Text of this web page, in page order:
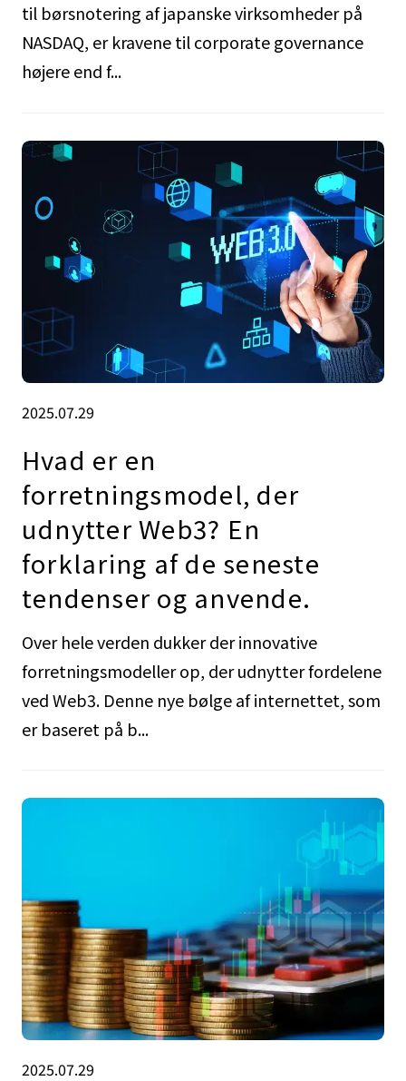
til børsnotering af japanske virksomheder på
NASDAQ, er kravene til corporate governance
højere end f...
2025.07.29
Hvad er en
forretningsmodel, der
udnytter Web3? En
forklaring af de seneste
tendenser og anvende.
Over hele verden dukker der innovative
forretningsmodeller op, der udnytter fordelene
ved Web3. Denne nye bølge af internettet, som
er baseret på b...
2025.07.29